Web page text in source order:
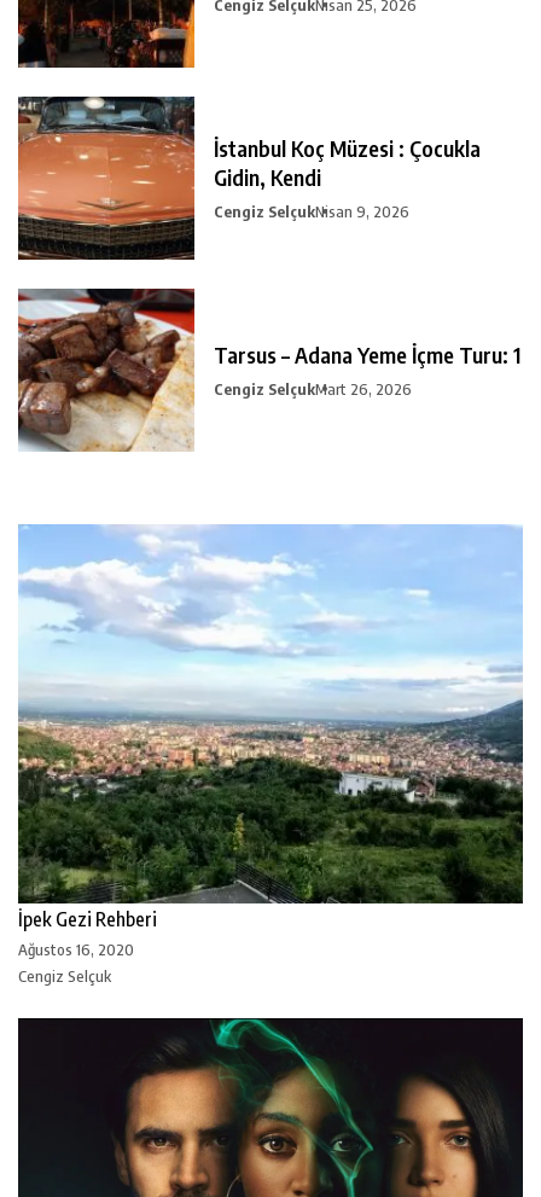
Cengiz SelçukNisan 25, 2026
İstanbul Koç Müzesi : Çocukla
Gidin, Kendi
Cengiz SelçukNisan 9, 2026
Tarsus – Adana Yeme İçme Turu: 1
Cengiz SelçukMart 26, 2026
İpek Gezi Rehberi
Ağustos 16, 2020
Cengiz Selçuk